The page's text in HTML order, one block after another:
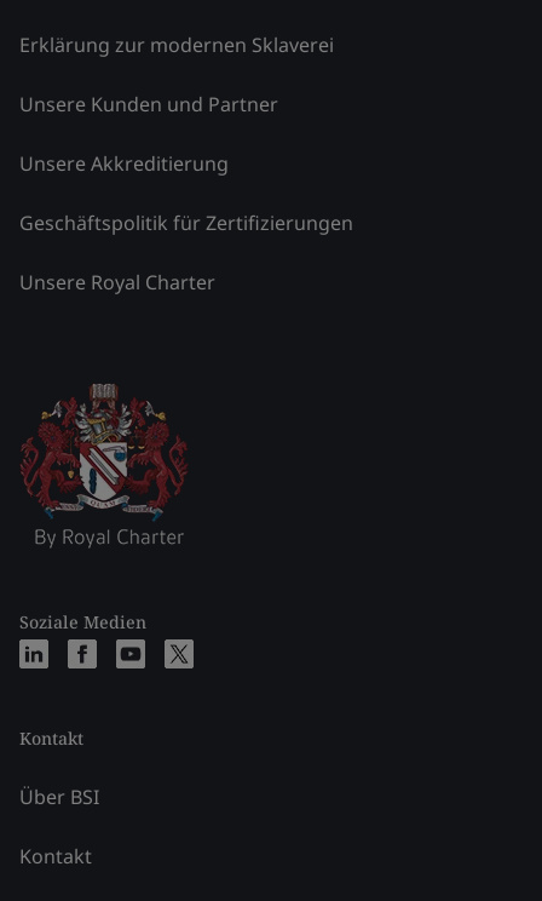
Erklärung zur modernen Sklaverei
Unsere Kunden und Partner
Unsere Akkreditierung
Geschäftspolitik für Zertifizierungen
Unsere Royal Charter
Soziale Medien
Kontakt
Über BSI
Kontakt